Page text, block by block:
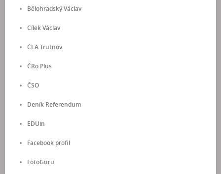
Bělohradský Václav
Cílek Václav
ČLA Trutnov
ČRo Plus
ČSO
Deník Referendum
EDUin
Facebook profil
FotoGuru